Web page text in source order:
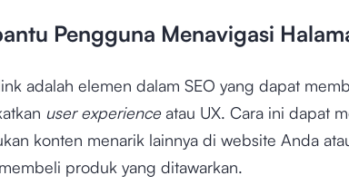
Pengguna Menavigasi
adalah elemen dalam SEO yang dapat
user experienceatau UX. Cara ini dapat
konten menarik lainnya di website Anda
produk yang ditawarkan.